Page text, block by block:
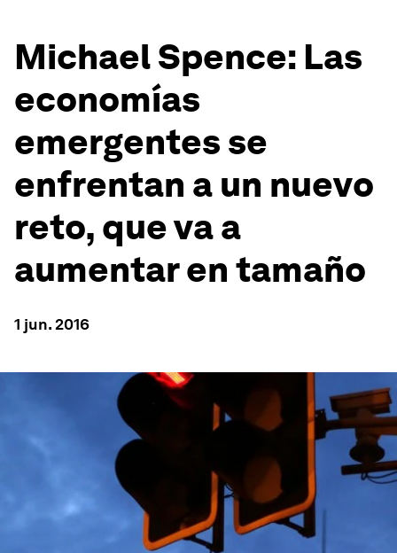
Michael Spence: Las
economías
emergentes se
enfrentan a un nuevo
reto, que va a
aumentar en tamaño
1 jun. 2016